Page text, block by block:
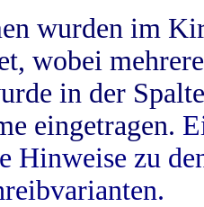
wurden im
wobei
in der
eingetragen.
Hinweise zu